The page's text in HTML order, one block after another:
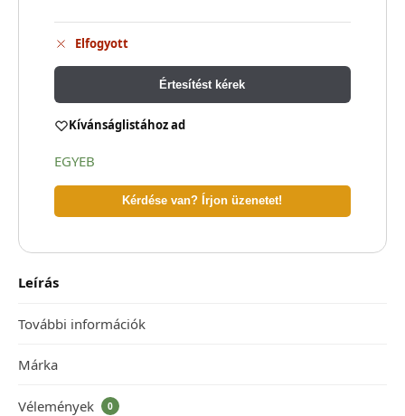
Elfogyott
Értesítést kérek
Kívánságlistához ad
EGYEB
Kérdése van? Írjon üzenetet!
Leírás
További információk
Márka
Vélemények 0